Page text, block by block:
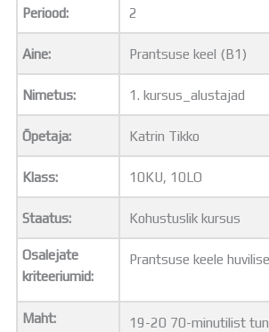
Koorilaul
ÕPPETÖÖ
Tunniplaan
Aastaplaan
Õppekava
Ainepassid
Huviringid
Õpilastööd (UPT)
Distantsõpe
Projektid
ÜLDINFO
Sisseastumine
Periood: 2
Aine: Prantsuse keel (B1)
Nimetus: 1. kursus_alustajad
Õpetaja: Katrin Tikko
Klass: 10KU, 10LO
Staatus: Kohustuslik kursus
Osalejate
kriteeriumid:
Prantsuse keele
Maht: 19-20 70-minutilist